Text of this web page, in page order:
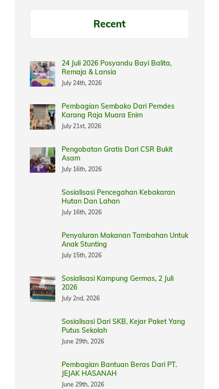
Recent
24 Juli 2026 Posyandu Bayi Balita,
Remaja & Lansia
July 24th, 2026
Pembagian Sembako Dari Pemdes
Karang Raja Muara Enim
July 21st, 2026
Pengobatan Gratis Dari CSR Bukit
Asam
July 16th, 2026
Sosialisasi Pencegahan Kebakaran
Hutan Dan Lahan
July 16th, 2026
Penyaluran Makanan Tambahan Untuk
Anak Stunting
July 15th, 2026
Sosialisasi Kampung Germas, 2 Juli
2026
July 2nd, 2026
Sosialisasi Dari SKB, Kejar Paket Yang
Putus Sekolah
June 29th, 2026
Pembagian Bantuan Beras Dari PT.
JEJAK HASANAH
June 29th, 2026